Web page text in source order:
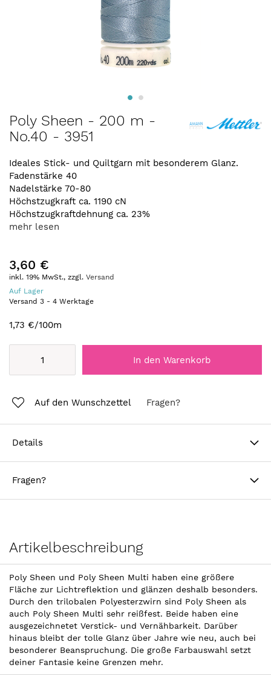
Zum
Anfang
der
springen
Poly Sheen - 200 m -
No.40 - 3951
Ideales Stick- und Quiltgarn mit besonderem Glanz.
Fadenstärke 40
Nadelstärke 70-80
Höchstzugkraft ca. 1190 cN
Höchstzugkraftdehnung ca. 23%
mehr lesen
3,60 €
inkl. 19% MwSt., zzgl. Versand
Auf Lager
Versand 3 - 4 Werktage
1,73 €/100m
In den Warenkorb
Auf den Wunschzettel Fragen?
Details
Fragen?
Artikelbeschreibung
Poly Sheen und Poly Sheen Multi haben eine größere
Fläche zur Lichtreflektion und glänzen deshalb besonders.
Durch den trilobalen Polyesterzwirn sind Poly Sheen als
auch Poly Sheen Multi sehr reißfest. Beide haben eine
ausgezeichnetet Verstick- und Vernähbarkeit. Darüber
hinaus bleibt der tolle Glanz über Jahre wie neu, auch bei
besonderer Beanspruchung. Die große Farbauswahl setzt
deiner Fantasie keine Grenzen mehr.